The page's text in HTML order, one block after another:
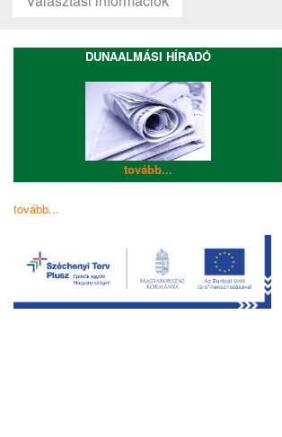
DUNAALMÁSI HÍRADÓ
tovább...
tovább...